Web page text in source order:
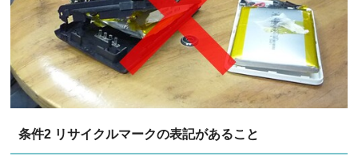
条件2 リサイクルマークの表記があること